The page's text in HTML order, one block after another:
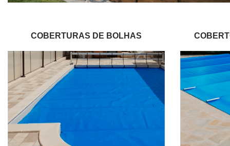
COBERTURAS DE BOLHAS